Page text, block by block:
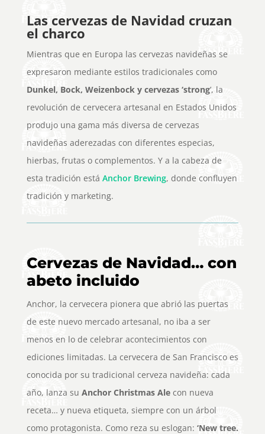
Las cervezas de Navidad cruzan
el charco
Mientras que en Europa las cervezas navideñas se
expresaron mediante estilos tradicionales como
Dunkel, Bock, Weizenbock y cervezas ‘strong’, la
revolución de cervecera artesanal en Estados Unidos
produjo una gama más diversa de cervezas
navideñas aderezadas con diferentes especias,
hierbas, frutas o complementos. Y a la cabeza de
esta tradición está Anchor Brewing, donde confluyen
tradición y marketing.
Cervezas de Navidad… con
abeto incluido
Anchor, la cervecera pionera que abrió las puertas
de este nuevo mercado artesanal, no iba a ser
menos en lo de celebrar acontecimientos con
ediciones limitadas. La cervecera de San Francisco es
conocida por su tradicional cerveza navideña: cada
año, lanza su Anchor Christmas Alecon nueva
receta… y nueva etiqueta, siempre con un árbol
como protagonista. Como reza su eslogan: ‘New tree.